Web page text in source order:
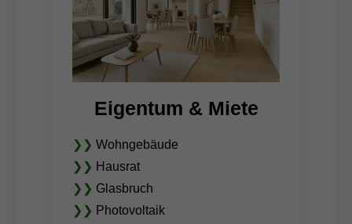
Eigentum & Miete
❯❯ Wohngebäude
❯❯ Hausrat
❯❯ Glasbruch
❯❯ Photovoltaik